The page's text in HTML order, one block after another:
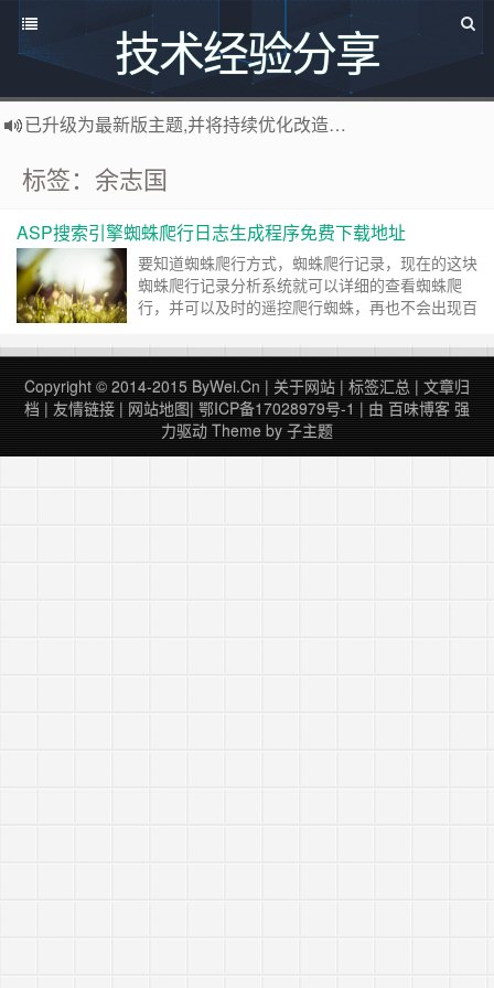
技术经验分享
已升级为最新版主题,并将持续优化改造中，支持说说碎语功能，可像添加文章一样直接添加说说，
博主热烈欢迎 软件定制开发 联系：http://www.bywei.cn
欢迎访问ByWei.Cn，推荐使用最新版火狐浏览器和Chrome浏览器访问本网站，加入百味博客
标签：余志国
ASP搜索引擎蜘蛛爬行日志生成程序免费下载地址
要知道蜘蛛爬行方式，蜘蛛爬行记录，现在的这块
蜘蛛爬行记录分析系统就可以详细的查看蜘蛛爬
行，并可以及时的遥控爬行蜘蛛，再也不会出现百
搜索引擎蜘蛛爬行统计分析程序,ASP搜索引擎蜘
蛛爬行日志生成程序免费下载地址,百度蜘蛛爬
行，谷歌蜘蛛爬行程序，这是一款非常实用的seo
软件，它可以统计所有的世界上所有的搜索引擎的
爬行的…… 继续阅读 »
Copyright © 2014-2015 ByWei.Cn | 关于网站 | 标签汇总 | 文章归
档 | 友情链接 | 网站地图| 鄂ICP备17028979号-1 | 由 百味博客 强
力驱动 Theme by 子主题